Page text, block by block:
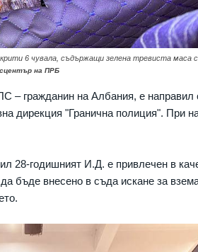
6 чувала, съдържащи зелена тревиста маса
на ПРБ
– гражданин на Албания, е направил
дирекция "Гранична полиция". При
28-годишният И.Д. е привлечен в
бъде внесено в съда искане за
-
Призоваха
специални
днес
01.08.2026г.
здравно